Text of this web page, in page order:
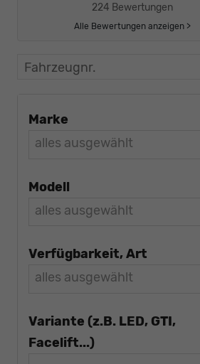
224 Bewertungen
Alle Bewertungen anzeigen >
Fahrzeugnr.
Marke
alles ausgewählt
Modell
alles ausgewählt
Verfügbarkeit, Art
alles ausgewählt
Variante (z.B. LED, GTI,
Facelift...)